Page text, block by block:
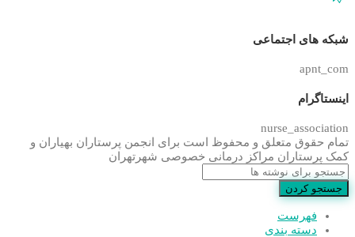
شبکه های اجتماعی
apnt_com
اینستاگرام
nurse_association
تمام حقوق متعلق و محفوظ است برای انجمن پرستاران بهیاران و
کمک پرستاران مراکز درمانی خصوصی شهرتهران
جستجو کردن
فهرست
دسته بندی